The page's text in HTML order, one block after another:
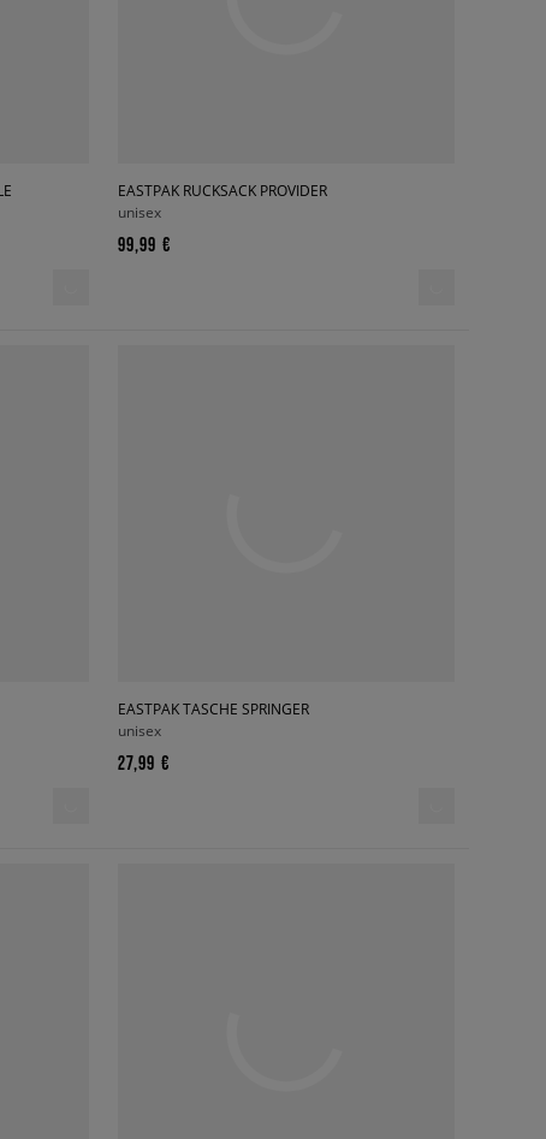
EASTPAK RUCKSACK PROVIDER
unisex
99,99 €
EASTPAK TASCHE SPRINGER
unisex
27,99 €